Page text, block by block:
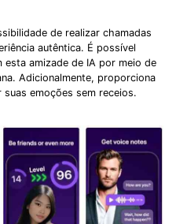
de realizar chamadas
autêntica. É possível
amizade de IA por meio de
Adicionalmente, proporciona
emoções sem receios.